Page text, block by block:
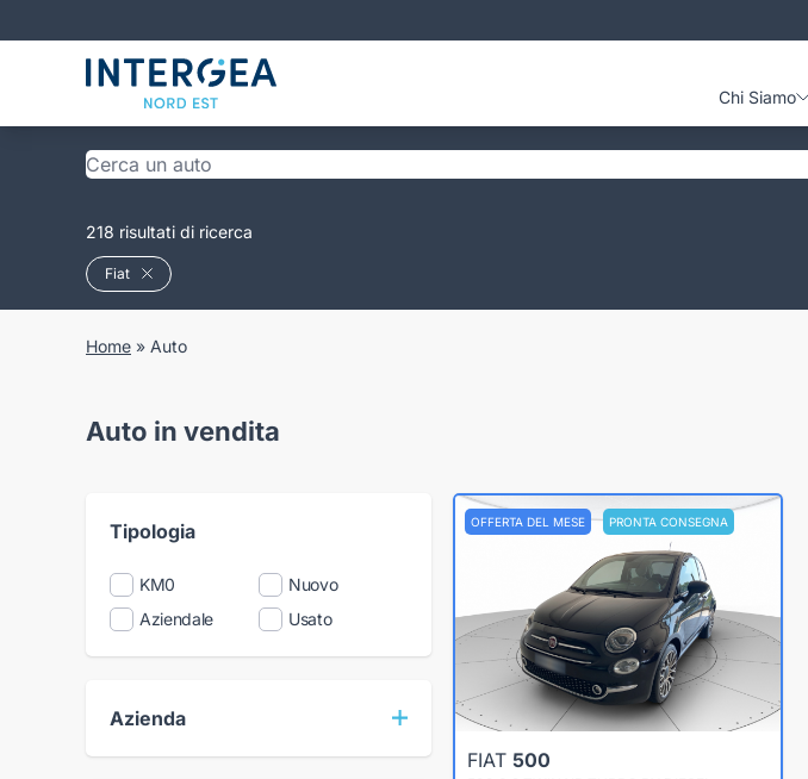
Chi Siamo
218 risultati di ricerca
Fiat
Home » Auto
Auto in vendita
Tipologia
KM0
Nuovo
Aziendale
Usato
Azienda
OFFERTA DEL MESE PRONTA CONSEGNA
FIAT 500